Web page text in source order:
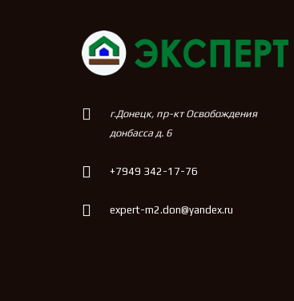
г.Донецк, пр-кт Освобождения
донбасса д. 6
+7949 342-17-76
expert-m2.don@yandex.ru